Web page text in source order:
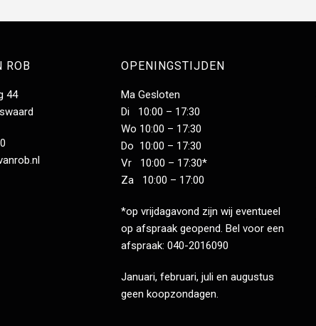
ROB
44
OPENINGSTIJDEN
Ma Gesloten
Di 10:00 – 17:30
Wo 10:00 – 17:30
Do 10:00 – 17:30
Vr 10:00 – 17:30*
Za 10:00 – 17:00
*op vrijdagavond zijn wij eventueel
op afspraak geopend. Bel voor een
afspraak: 040-2016090
Januari, februari, juli en augustus
geen koopzondagen.